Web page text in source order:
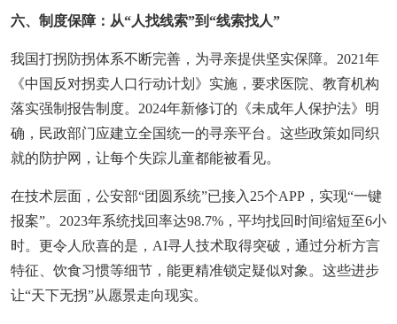
六、制度保障：从“人找线索”到“线索找人”
我国打拐防拐体系不断完善，为寻亲提供坚实保障。2021年
《中国反对拐卖人口行动计划》实施，要求医院、教育机构
落实强制报告制度。2024年新修订的《未成年人保护法》明
确，民政部门应建立全国统一的寻亲平台。这些政策如同织
就的防护网，让每个失踪儿童都能被看见。
在技术层面，公安部“团圆系统”已接入25个APP，实现“一键
报案”。2023年系统找回率达98.7%，平均找回时间缩短至6小
时。更令人欣喜的是，AI寻人技术取得突破，通过分析方言
特征、饮食习惯等细节，能更精准锁定疑似对象。这些进步
让“天下无拐”从愿景走向现实。